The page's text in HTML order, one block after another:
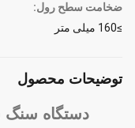
ضخامت سطح رول:
≥160 میلی متر
توضیحات محصول
دستگاه سنگ